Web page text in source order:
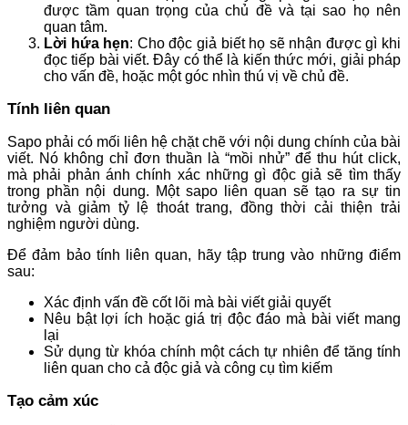
được tầm quan trọng của chủ đề và tại sao họ nên
quan tâm.
Lời hứa hẹn: Cho độc giả biết họ sẽ nhận được gì khi
đọc tiếp bài viết. Đây có thể là kiến thức mới, giải pháp
cho vấn đề, hoặc một góc nhìn thú vị về chủ đề.
Tính liên quan
Sapo phải có mối liên hệ chặt chẽ với nội dung chính của bài
viết. Nó không chỉ đơn thuần là “mồi nhử” để thu hút click,
mà phải phản ánh chính xác những gì độc giả sẽ tìm thấy
trong phần nội dung. Một sapo liên quan sẽ tạo ra sự tin
tưởng và giảm tỷ lệ thoát trang, đồng thời cải thiện trải
nghiệm người dùng.
Để đảm bảo tính liên quan, hãy tập trung vào những điểm
sau:
Xác định vấn đề cốt lõi mà bài viết giải quyết
Nêu bật lợi ích hoặc giá trị độc đáo mà bài viết mang
lại
Sử dụng từ khóa chính một cách tự nhiên để tăng tính
liên quan cho cả độc giả và công cụ tìm kiếm
Tạo cảm xúc